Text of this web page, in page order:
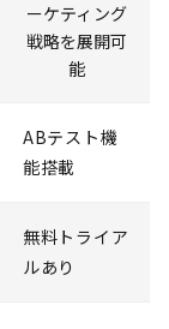
ーケティング
戦略を展開可
能
ABテスト機
能搭載
無料トライア
ルあり